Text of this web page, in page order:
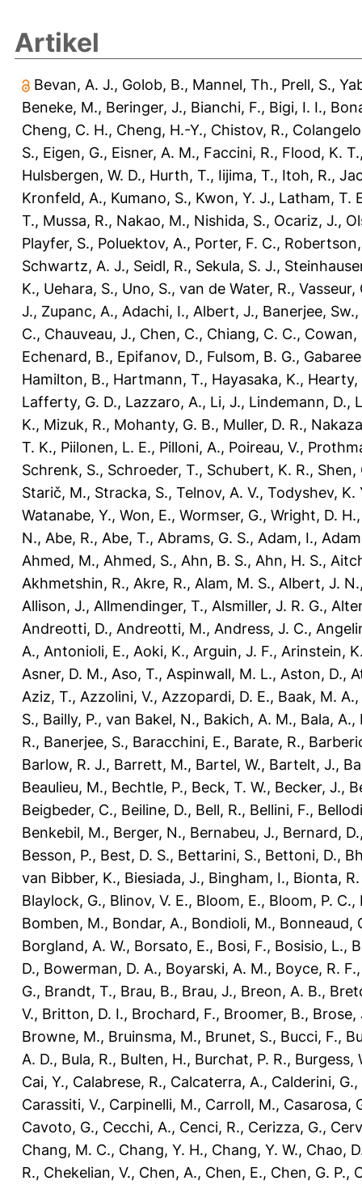
Artikel
Bevan, A. J., Golob, B., Mannel, Th., Prell, S.,
Beneke, M., Beringer, J., Bianchi, F., Bigi, I. I.,
Cheng, C. H., Cheng, H.-Y., Chistov, R.,
S., Eigen, G., Eisner, A. M., Faccini, R., Flood, K. T.
Hulsbergen, W. D., Hurth, T., Iijima, T., Itoh, R.,
Kronfeld, A., Kumano, S., Kwon, Y. J., Latham, T.
T., Mussa, R., Nakao, M., Nishida, S., Ocariz, J.,
Playfer, S., Poluektov, A., Porter, F. C.,
Schwartz, A. J., Seidl, R., Sekula, S. J.,
K., Uehara, S., Uno, S., van de Water, R., Vasseur,
J., Zupanc, A., Adachi, I., Albert, J., Banerjee, Sw.,
C., Chauveau, J., Chen, C., Chiang, C. C., Cowan,
Echenard, B., Epifanov, D., Fulsom, B. G.,
Hamilton, B., Hartmann, T., Hayasaka, K., Hearty,
Lafferty, G. D., Lazzaro, A., Li, J., Lindemann, D.,
K., Mizuk, R., Mohanty, G. B., Muller, D. R.,
T. K., Piilonen, L. E., Pilloni, A., Poireau, V.,
Schrenk, S., Schroeder, T., Schubert, K. R., Shen,
Starič, M., Stracka, S., Telnov, A. V., Todyshev, K.
Watanabe, Y., Won, E., Wormser, G., Wright, D. H.
N., Abe, R., Abe, T., Abrams, G. S., Adam, I.,
Ahmed, M., Ahmed, S., Ahn, B. S., Ahn, H. S.,
Akhmetshin, R., Akre, R., Alam, M. S., Albert, J. N.
Allison, J., Allmendinger, T., Alsmiller, J. R. G.,
Andreotti, D., Andreotti, M., Andress, J. C.,
A., Antonioli, E., Aoki, K., Arguin, J. F., Arinstein,
Asner, D. M., Aso, T., Aspinwall, M. L., Aston, D.,
Aziz, T., Azzolini, V., Azzopardi, D. E., Baak, M. A.,
S., Bailly, P., van Bakel, N., Bakich, A. M., Bala, A.,
R., Banerjee, S., Baracchini, E., Barate, R.,
Barlow, R. J., Barrett, M., Bartel, W., Bartelt, J.,
Beaulieu, M., Bechtle, P., Beck, T. W., Becker, J.,
Beigbeder, C., Beiline, D., Bell, R., Bellini, F.,
Benkebil, M., Berger, N., Bernabeu, J., Bernard, D.
Besson, P., Best, D. S., Bettarini, S., Bettoni, D.,
van Bibber, K., Biesiada, J., Bingham, I., Bionta,
Blaylock, G., Blinov, V. E., Bloom, E., Bloom, P. C.,
Bomben, M., Bondar, A., Bondioli, M., Bonneaud,
Borgland, A. W., Borsato, E., Bosi, F., Bosisio, L.,
D., Bowerman, D. A., Boyarski, A. M., Boyce, R. F.
G., Brandt, T., Brau, B., Brau, J., Breon, A. B.,
V., Britton, D. I., Brochard, F., Broomer, B., Brose,
Browne, M., Bruinsma, M., Brunet, S., Bucci, F.,
A. D., Bula, R., Bulten, H., Burchat, P. R., Burgess,
Cai, Y., Calabrese, R., Calcaterra, A., Calderini, G.,
Carassiti, V., Carpinelli, M., Carroll, M., Casarosa,
Cavoto, G., Cecchi, A., Cenci, R., Cerizza, G.,
Chang, M. C., Chang, Y. H., Chang, Y. W., Chao,
R., Chekelian, V., Chen, A., Chen, E., Chen, G. P.,